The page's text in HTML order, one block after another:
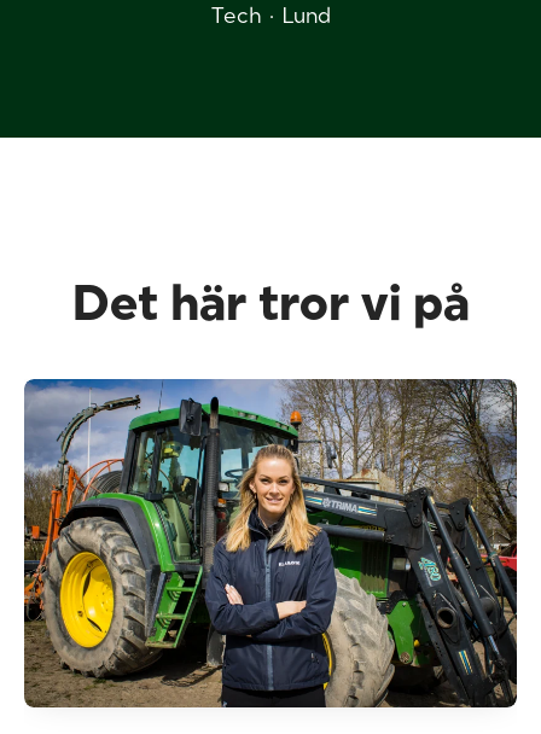
Tech · Lund
Det här tror vi på